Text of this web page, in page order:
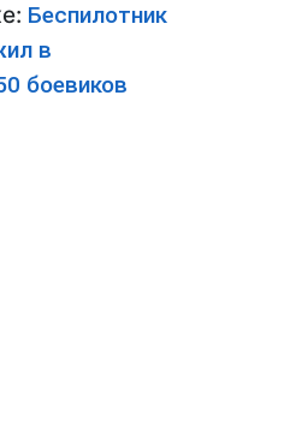
Беспилотник
в
боевиков